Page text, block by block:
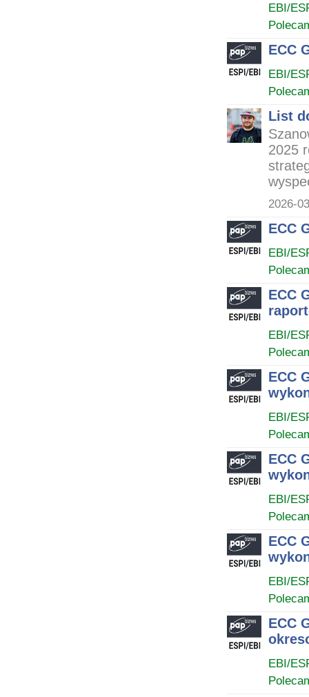
EBI/
ECC
EBI/
List
2025
2026-
ECC
EBI/
ECC
EBI/
ECC
EBI/
ECC
EBI/
ECC
EBI/
ECC
EBI/